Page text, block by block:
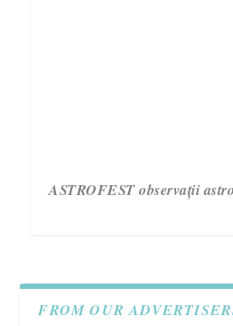
ASTROFEST observații
FROM OUR